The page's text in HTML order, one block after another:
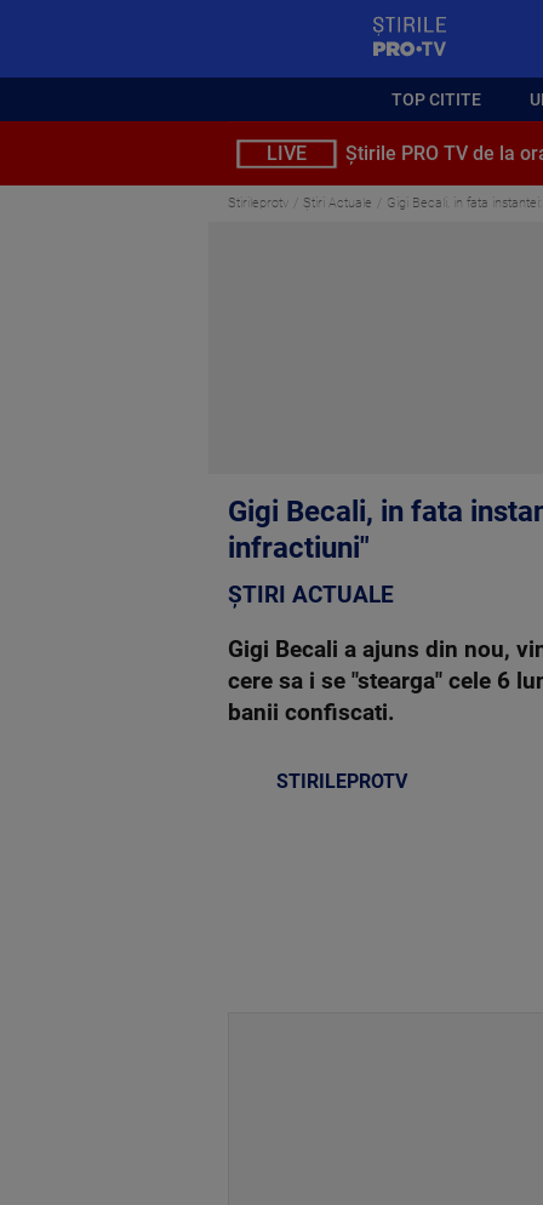
TOP CITITE
LIVE Știrile PRO TV de la
Stirileprotv Știri Actuale Gigi Becali, in fata
Gigi Becali, in fata
infractiuni"
ȘTIRI ACTUALE
Gigi Becali a ajuns din nou,
cere sa i se "stearga" cele 6
banii confiscati.
STIRILEPROTV